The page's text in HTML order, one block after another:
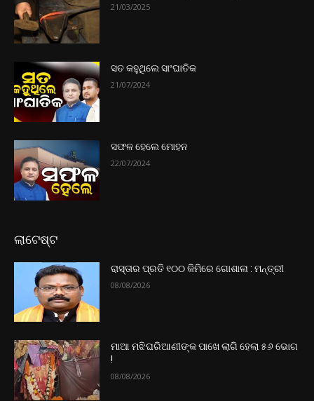
21/03/2025
ସତ କହୁଥିଲେ ସାଂଘାତିକ
21/07/2024
ସଫଳ ହେଲେ ମୋହନ
22/07/2024
ଲାଟେଷ୍ଟ
ରାସ୍ତାର ପ୍ରତି ୧୦୦ କିମିରେ ଗୋଶାଳା : ମନ୍ତ୍ରୀ
08/08/2026
ମାଆ ମଝିଘରିଆଣୀଙ୍କ ପାଖେ ଲାଗି ହେଲା ୫୬ ଭୋଗ
!
08/08/2026